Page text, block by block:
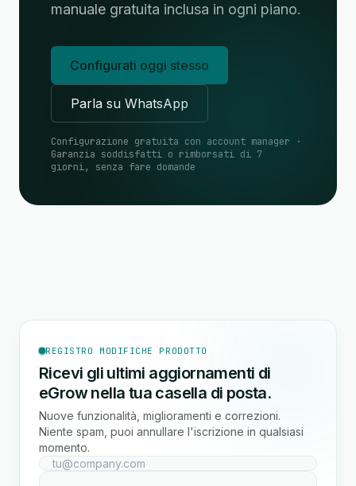
manuale gratuita inclusa in ogni piano.
Configurati oggi stesso
Parla su WhatsApp
Configurazione gratuita con account manager ·
Garanzia soddisfatti o rimborsati di 7
giorni, senza fare domande
REGISTRO MODIFICHE PRODOTTO
Ricevi gli ultimi aggiornamenti di
eGrow nella tua casella di posta.
Nuove funzionalità, miglioramenti e correzioni.
Niente spam, puoi annullare l'iscrizione in qualsiasi
momento.